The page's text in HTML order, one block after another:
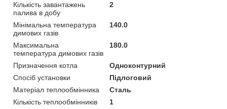
Кількість завантажень
палива в добу
2
Мінімальна температура
димових газів
140.0
Максимальна
температура димових газів
180.0
Призначення котла
Одноконтурний
Спосіб установки
Підлоговий
Матеріал теплообмінника
Сталь
Кількість теплообмінників
1